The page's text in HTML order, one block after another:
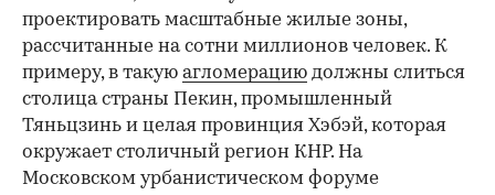
проектировать масштабные жилые зоны,
рассчитанные на сотни миллионов человек. К
примеру, в такую агломерацию должны слиться
столица страны Пекин, промышленный
Тяньцзинь и целая провинция Хэбэй, которая
окружает столичный регион КНР. На
Московском урбанистическом форуме